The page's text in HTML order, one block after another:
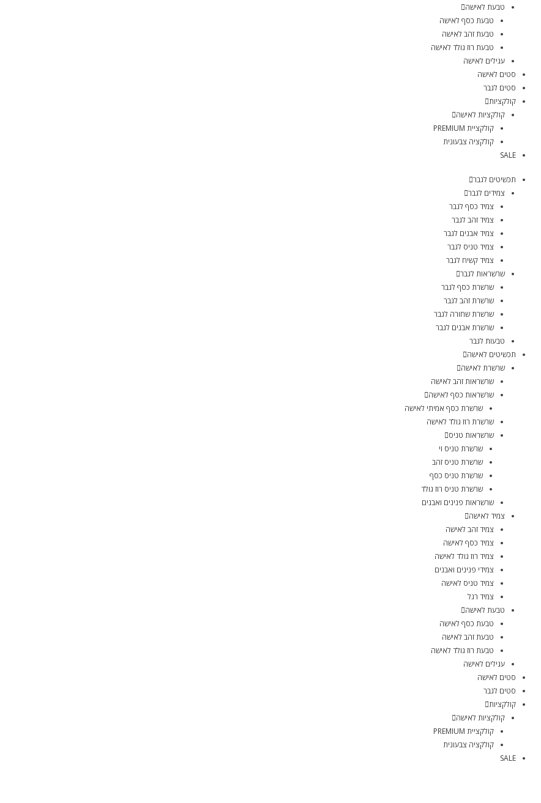
טבעת לאישה
טבעת כסף לאישה
טבעת זהב לאישה
טבעת רוז גולד לאישה
עגילים לאישה
סטים לאישה
סטים לגבר
קולקציות
קולקציות לאישה
קולקציית PREMIUM
קולקציה צבעונית
SALE
תכשיטים לגבר
צמידים לגבר
צמיד כסף לגבר
צמיד זהב לגבר
צמיד אבנים לגבר
צמיד טניס לגבר
צמיד קשיח לגבר
שרשראות לגבר
שרשרת כסף לגבר
שרשרת זהב לגבר
שרשרת שחורה לגבר
שרשרת אבנים לגבר
טבעות לגבר
תכשיטים לאישה
שרשרת לאישה
שרשראות זהב לאישה
שרשראות כסף לאישה
שרשרת כסף אמיתי לאישה
שרשרת רוז גולד לאישה
שרשראות טניס
שרשרת טניס וי
שרשרת טניס זהב
שרשרת טניס כסף
שרשרת טניס רוז גולד
שרשראות פנינים ואבנים
צמיד לאישה
צמיד זהב לאישה
צמיד כסף לאישה
צמיד רוז גולד לאישה
צמידי פנינים ואבנים
צמיד טניס לאישה
צמיד רגל
טבעת לאישה
טבעת כסף לאישה
טבעת זהב לאישה
טבעת רוז גולד לאישה
עגילים לאישה
סטים לאישה
סטים לגבר
קולקציות
קולקציות לאישה
קולקציית PREMIUM
קולקציה צבעונית
SALE